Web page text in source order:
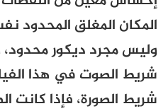
المكان المغلق المحدود
وليس مجرد ديكور محدود،
شريط الصوت في هذا
شريط الصورة، فإذا كانت